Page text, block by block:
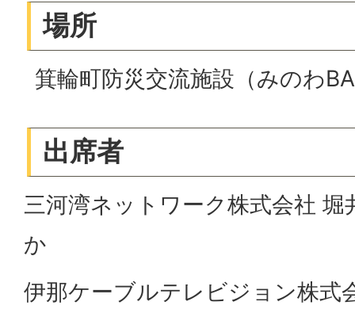
場所
箕輪町防災交流施設（みのわ
出席者
三河湾ネットワーク株式会社 堀
か
伊那ケーブルテレビジョン株式